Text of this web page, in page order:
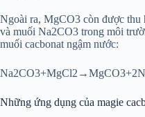
Ngoài ra, MgCO3 còn được
và muối Na2CO3 trong môi
muối cacbonat ngậm nước:
Những ứng dụng của magie